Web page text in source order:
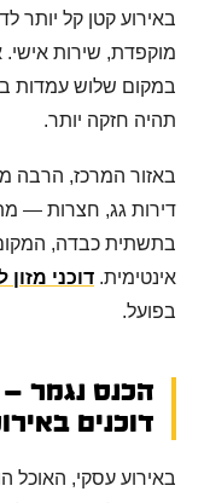
באירוע קטן קל יותר
מוקפדת, שירות
במקום שלוש עמדות
תהיה חזקה יותר.
באזור המרכז, הרבה
דירות גג, חצרות —
בתשתית כבדה,
אינטימית. דוכני
בפועל.
הכנס נגמר
דוכנים
באירוע עסקי, האוכל